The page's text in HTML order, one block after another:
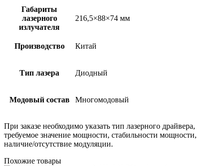
Габариты
лазерного
излучателя
216,5×88×74 мм
Производство Китай
Тип лазера Диодный
Модовый состав Многомодовый
При заказе необходимо указать тип лазерного драйвера,
требуемое значение мощности, стабильности мощности,
наличие/отсутствие модуляции.
Похожие товары